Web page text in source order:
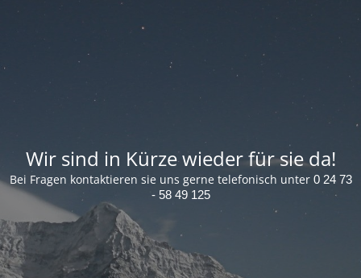
Wir sind in Kürze wieder für sie da!
Bei Fragen kontaktieren sie uns gerne telefonisch unter 0 24 73
- 58 49 125